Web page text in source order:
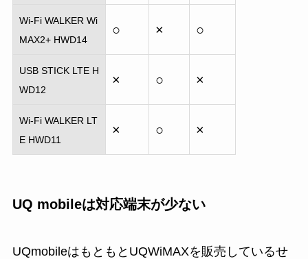
Wi-Fi WALKER Wi
MAX2+ HWD14
○ × ○
USB STICK LTE H
WD12
× ○ ×
Wi-Fi WALKER LT
E HWD11
× ○ ×
UQ mobileは対応端末が少ない
UQmobileはもともとUQWiMAXを販売しているせ